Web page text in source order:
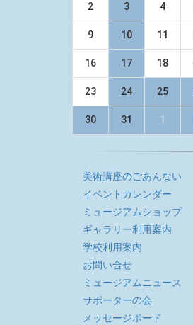
2 3 4
9 10 11
16 17 18
23 24 25
30 31 1
美術講座のごあんない
イベントカレンダー
ミュージアムショップ
ギャラリー利用案内
学校利用案内
お問い合せ
ミュージアムニュース
サポーターの会
メッセージボード